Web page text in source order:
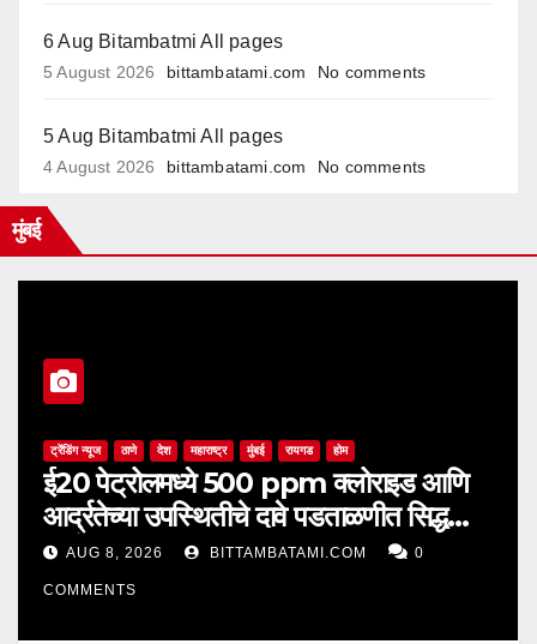
6 Aug Bitambatmi All pages
5 August 2026 bittambatami.com No comments
5 Aug Bitambatmi All pages
4 August 2026 bittambatami.com No comments
मुंबई
ट्रेंडिंग न्यूज ठाणे देश महाराष्ट्र मुंबई रायगड होम
ई20 पेट्रोलमध्ये 500 ppm क्लोराइड आणि
आर्द्रतेच्या उपस्थितीचे दावे पडताळणीत सिद्ध
झाले नाहीत
AUG 8, 2026 BITTAMBATAMI.COM 0
COMMENTS